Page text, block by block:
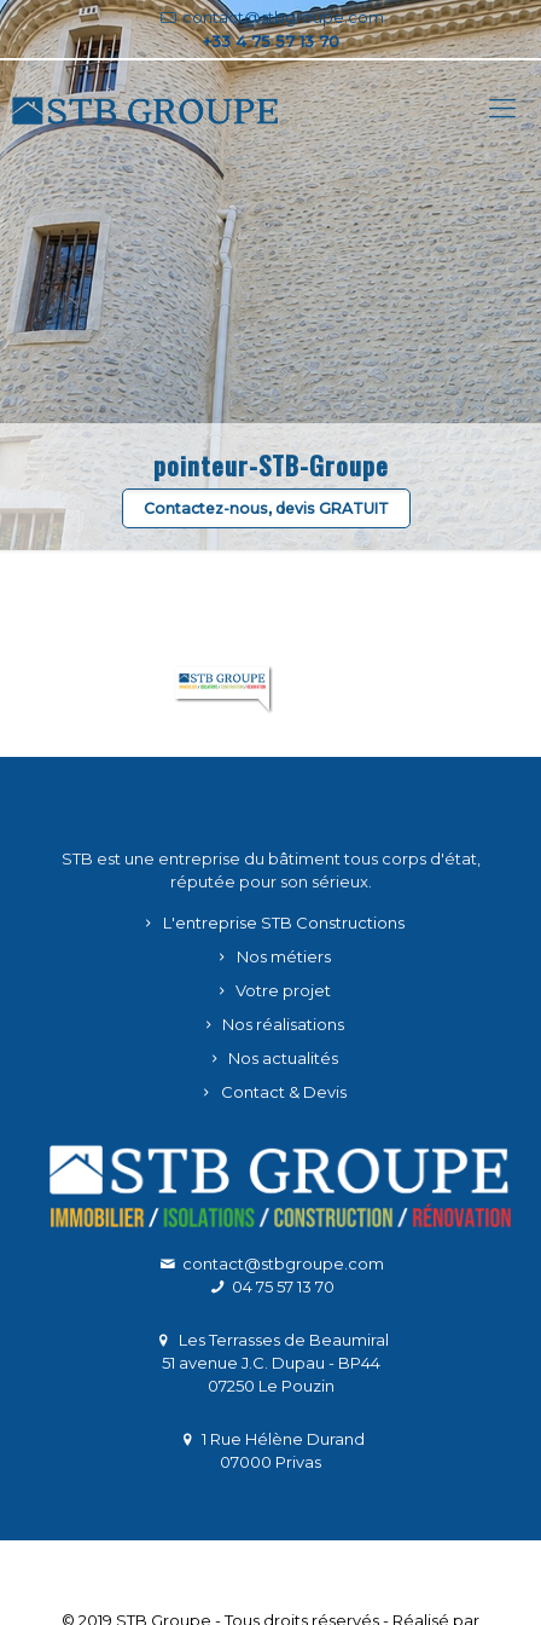
contact@stbgroupe.com
pointeur-STB-Groupe
Contactez-nous, devis GRATUIT
STB est une entreprise du bâtiment tous corps d'état,
réputée pour son sérieux.
L'entreprise STB Constructions
Nos métiers
Votre projet
Nos réalisations
Nos actualités
Contact & Devis
contact@stbgroupe.com
04 75 57 13 70
Les Terrasses de Beaumiral
51 avenue J.C. Dupau - BP44
07250 Le Pouzin
1 Rue Hélène Durand
07000 Privas
© 2019 STB Groupe - Tous droits réservés - Réalisé par